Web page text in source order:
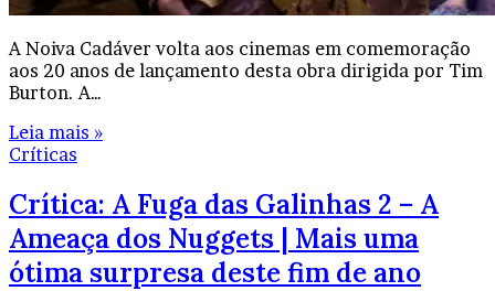
A Noiva Cadáver volta aos cinemas em comemoração
aos 20 anos de lançamento desta obra dirigida por Tim
Burton. A…
Leia mais »
Críticas
Crítica: A Fuga das Galinhas 2 – A
Ameaça dos Nuggets | Mais uma
ótima surpresa deste fim de ano